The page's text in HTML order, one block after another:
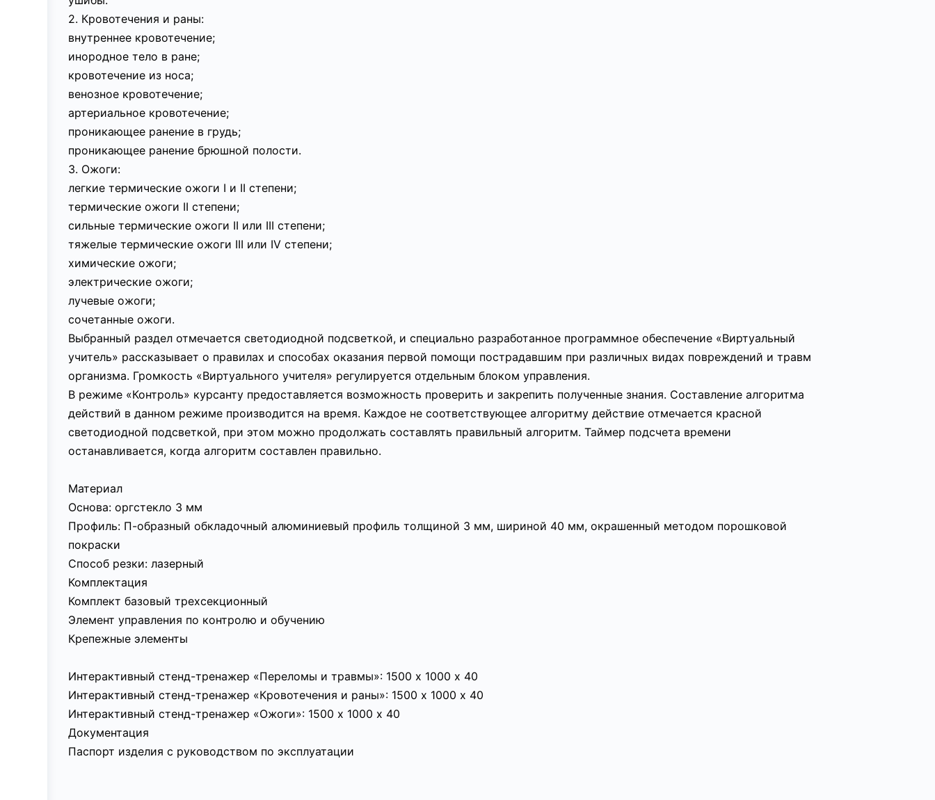
2. Кровотечения и раны:
внутреннее кровотечение;
инородное тело в ране;
кровотечение из носа;
венозное кровотечение;
артериальное кровотечение;
проникающее ранение в грудь;
проникающее ранение брюшной полости.
3. Ожоги:
легкие термические ожоги I и II степени;
термические ожоги II степени;
сильные термические ожоги II или III степени;
тяжелые термические ожоги III или IV степени;
химические ожоги;
электрические ожоги;
лучевые ожоги;
сочетанные ожоги.
Выбранный раздел отмечается светодиодной подсветкой, и специально разработанное программное обеспечение «Виртуальный
учитель» рассказывает о правилах и способах оказания первой помощи пострадавшим при различных видах повреждений и травм
организма. Громкость «Виртуального учителя» регулируется отдельным блоком управления.
В режиме «Контроль» курсанту предоставляется возможность проверить и закрепить полученные знания. Составление алгоритма
действий в данном режиме производится на время. Каждое не соответствующее алгоритму действие отмечается красной
светодиодной подсветкой, при этом можно продолжать составлять правильный алгоритм. Таймер подсчета времени
останавливается, когда алгоритм составлен правильно.
Материал
Основа: оргстекло 3 мм
Профиль: П-образный обкладочный алюминиевый профиль толщиной 3 мм, шириной 40 мм, окрашенный методом порошковой
покраски
Способ резки: лазерный
Комплектация
Комплект базовый трехсекционный
Элемент управления по контролю и обучению
Крепежные элементы
Интерактивный стенд-тренажер «Переломы и травмы»: 1500 х 1000 х 40
Интерактивный стенд-тренажер «Кровотечения и раны»: 1500 х 1000 х 40
Интерактивный стенд-тренажер «Ожоги»: 1500 х 1000 х 40
Документация
Паспорт изделия с руководством по эксплуатации